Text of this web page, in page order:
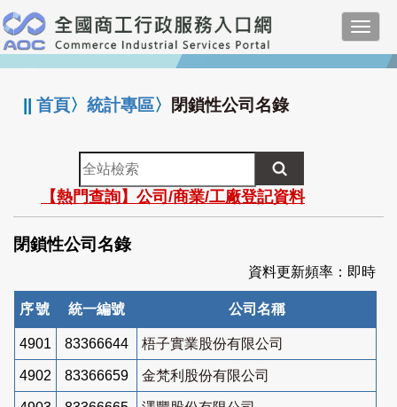
跳
到
主
要
:::
||首頁〉統計專區〉 閉鎖性公司名錄
全
站
檢
索
【熱門查詢】公司/商業/工廠登記資料
閉鎖性公司名錄
資料更新頻率：即時
序號 統一編號 公司名稱
4901 83366644 梧子實業股份有限公司
4902 83366659 金梵利股份有限公司